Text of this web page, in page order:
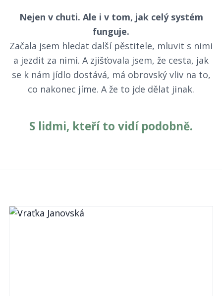
Nejen v chuti. Ale i v tom, jak celý systém
funguje.
Začala jsem hledat další pěstitele, mluvit s nimi
a jezdit za nimi. A zjišťovala jsem, že cesta, jak
se k nám jídlo dostává, má obrovský vliv na to,
co nakonec jíme. A že to jde dělat jinak.
S lidmi, kteří to vidí podobně.